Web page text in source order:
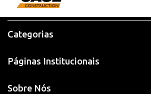
Categorias
Páginas Institucionais
Sobre Nós